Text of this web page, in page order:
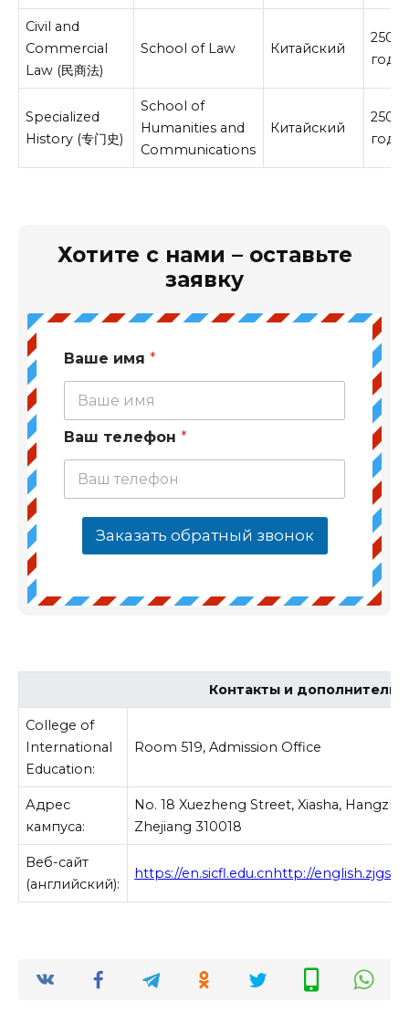
Civil and
Commercial
Law (民商法)
School of Law Китайский
год
Specialized
History (专门史)
School of
Humanities and
Communications
Китайский
год
Хотите с нами – оставьте
заявку
Ваше имя *
Ваш телефон *
Заказать обратный звонок
Контакты и
College of
International
Education:
Room 519, Admission Office
Адрес
кампуса:
No. 18 Xuezheng Street, Xiasha,
Zhejiang 310018
Веб-сайт
(английский):
https://en.sicfl.edu.cnhttp://